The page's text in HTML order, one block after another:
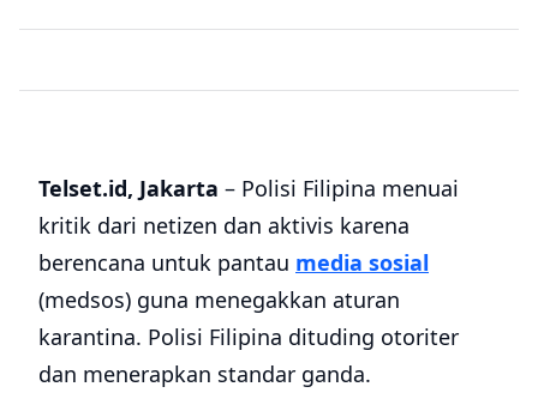
Telset.id, Jakarta – Polisi Filipina menuai
kritik dari netizen dan aktivis karena
berencana untuk pantau media sosial
(medsos) guna menegakkan aturan
karantina. Polisi Filipina dituding otoriter
dan menerapkan standar ganda.